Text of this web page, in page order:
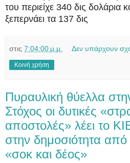
του περιείχε 340 δις δολάρια
ξεπερνάει τα 137 δις
στις 7:04:00 μ.μ. Δεν υπάρχουν
Κοινή χρήση
Πυραυλική θύελλα
Στόχος οι δυτικές
αποστολές» λέει το
στην δημοσιότητα από
«σοκ και δέος»